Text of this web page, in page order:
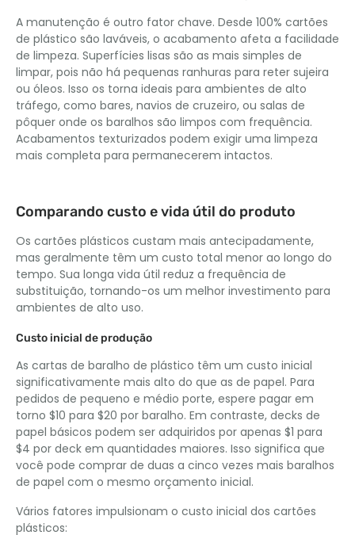
A manutenção é outro fator chave. Desde 100% cartões
de plástico são laváveis, o acabamento afeta a facilidade
de limpeza. Superfícies lisas são as mais simples de
limpar, pois não há pequenas ranhuras para reter sujeira
ou óleos. Isso os torna ideais para ambientes de alto
tráfego, como bares, navios de cruzeiro, ou salas de
pôquer onde os baralhos são limpos com frequência.
Acabamentos texturizados podem exigir uma limpeza
mais completa para permanecerem intactos.
Comparando custo e vida útil do produto
Os cartões plásticos custam mais antecipadamente,
mas geralmente têm um custo total menor ao longo do
tempo. Sua longa vida útil reduz a frequência de
substituição, tornando-os um melhor investimento para
ambientes de alto uso.
Custo inicial de produção
As cartas de baralho de plástico têm um custo inicial
significativamente mais alto do que as de papel. Para
pedidos de pequeno e médio porte, espere pagar em
torno $10 para $20 por baralho. Em contraste, decks de
papel básicos podem ser adquiridos por apenas $1 para
$4 por deck em quantidades maiores. Isso significa que
você pode comprar de duas a cinco vezes mais baralhos
de papel com o mesmo orçamento inicial.
Vários fatores impulsionam o custo inicial dos cartões
plásticos: